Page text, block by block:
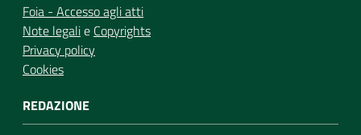
Foia - Accesso agli atti
Note legalie Copyrights
Privacy policy
Cookies
REDAZIONE